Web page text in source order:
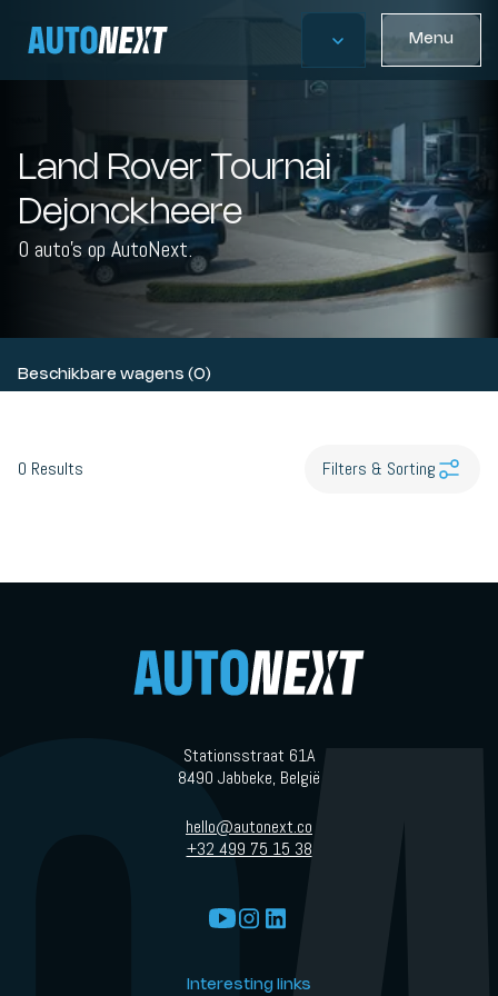
Menu
Land Rover Tournai
Dejonckheere
0 auto's op AutoNext.
Beschikbare wagens (0)
0 Results Filters & Sorting
Stationsstraat 61A
8490 Jabbeke, België
hello@autonext.co
+32 499 75 15 38
Interesting links